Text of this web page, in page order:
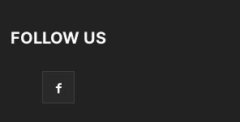
FOLLOW US